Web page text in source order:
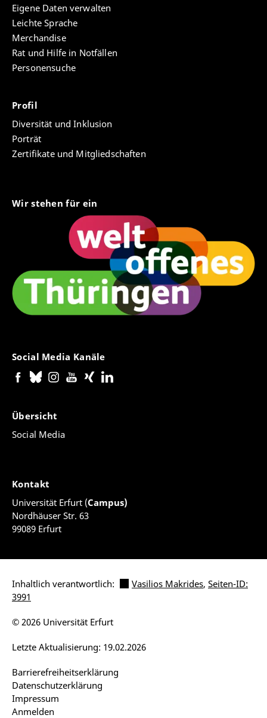
Eigene Daten verwalten
Leichte Sprache
Merchandise
Rat und Hilfe in Notfällen
Personensuche
Profil
Diversität und Inklusion
Porträt
Zertifikate und Mitgliedschaften
Wir stehen für ein
Social Media Kanäle
Übersicht
Social Media
Kontakt
Universität Erfurt (Campus)
Nordhäuser Str. 63
99089 Erfurt
Inhaltlich verantwortlich: Vasilios Makrides, Seiten-ID:
3991
Barrierefreiheitserklärung
Datenschutzerklärung
Impressum
Anmelden
Letzte Aktualisierung: 19.02.2026
© 2026 Universität Erfurt